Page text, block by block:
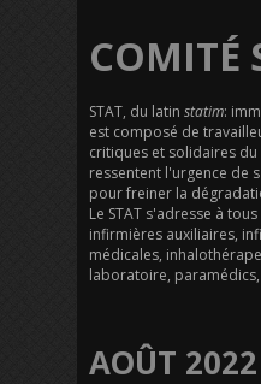
COMITÉ
STAT, du latin statim:
est composé de
critiques et solidaires
ressentent l'urgence de
pour freiner la
Le STAT s'adresse à
infirmières auxiliaires,
médicales,
laboratoire,
AOÛT 2022